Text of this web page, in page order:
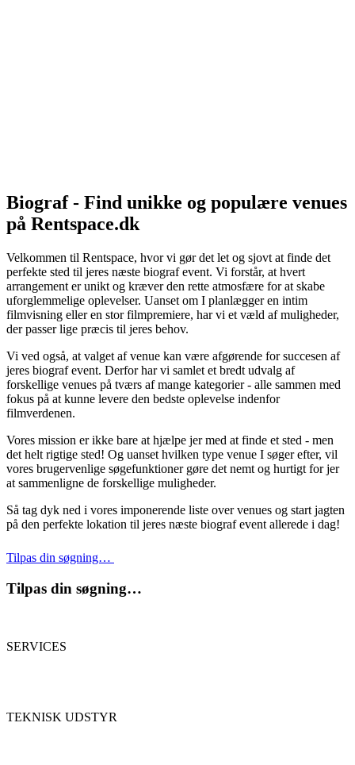
Biograf - Find unikke og populære venues
på Rentspace.dk
Velkommen til Rentspace, hvor vi gør det let og sjovt at finde det
perfekte sted til jeres næste biograf event. Vi forstår, at hvert
arrangement er unikt og kræver den rette atmosfære for at skabe
uforglemmelige oplevelser. Uanset om I planlægger en intim
filmvisning eller en stor filmpremiere, har vi et væld af muligheder,
der passer lige præcis til jeres behov.
Vi ved også, at valget af venue kan være afgørende for succesen af
jeres biograf event. Derfor har vi samlet et bredt udvalg af
forskellige venues på tværs af mange kategorier - alle sammen med
fokus på at kunne levere den bedste oplevelse indenfor
filmverdenen.
Vores mission er ikke bare at hjælpe jer med at finde et sted - men
det helt rigtige sted! Og uanset hvilken type venue I søger efter, vil
vores brugervenlige søgefunktioner gøre det nemt og hurtigt for jer
at sammenligne de forskellige muligheder.
Så tag dyk ned i vores imponerende liste over venues og start jagten
på den perfekte lokation til jeres næste biograf event allerede i dag!
Tilpas din søgning…
Tilpas din søgning…
SERVICES
TEKNISK UDSTYR